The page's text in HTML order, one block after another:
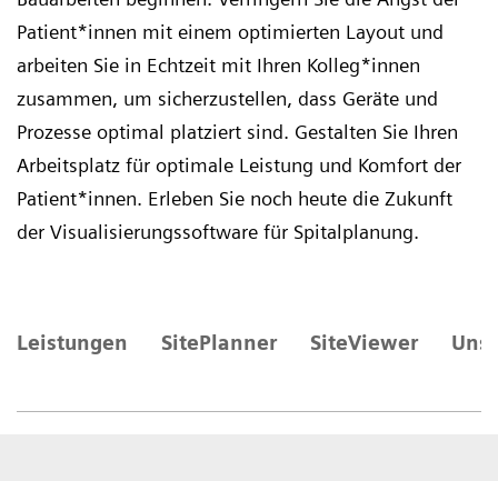
Patient*innen mit einem optimierten Layout und
arbeiten Sie in Echtzeit mit Ihren Kolleg*innen
zusammen, um sicherzustellen, dass Geräte und
Prozesse optimal platziert sind. Gestalten Sie Ihren
Arbeitsplatz für optimale Leistung und Komfort der
Patient*innen. Erleben Sie noch heute die Zukunft
der Visualisierungssoftware für Spitalplanung.
Leistungen SitePlanner SiteViewer